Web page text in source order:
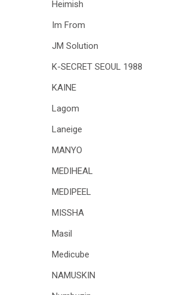
Heimish
Im From
JM Solution
K-SECRET SEOUL 1988
KAINE
Lagom
Laneige
MANYO
MEDIHEAL
MEDIPEEL
MISSHA
Masil
Medicube
NAMUSKIN